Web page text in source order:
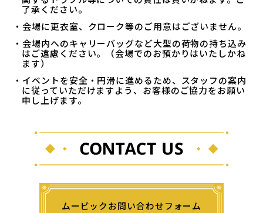
了承ください。
・会場に更衣室、クローク等のご用意はございません。
・会場内へのキャリーバッグなど大型の荷物の持ち込み
はご遠慮ください。（会場でのお預かりはいたしかね
ます）
・イベントを安全・円滑に進めるため、スタッフの案内
に従っていただけますよう、お客様のご協力をお願い
申し上げます。
ムービックお問い合わせフォーム